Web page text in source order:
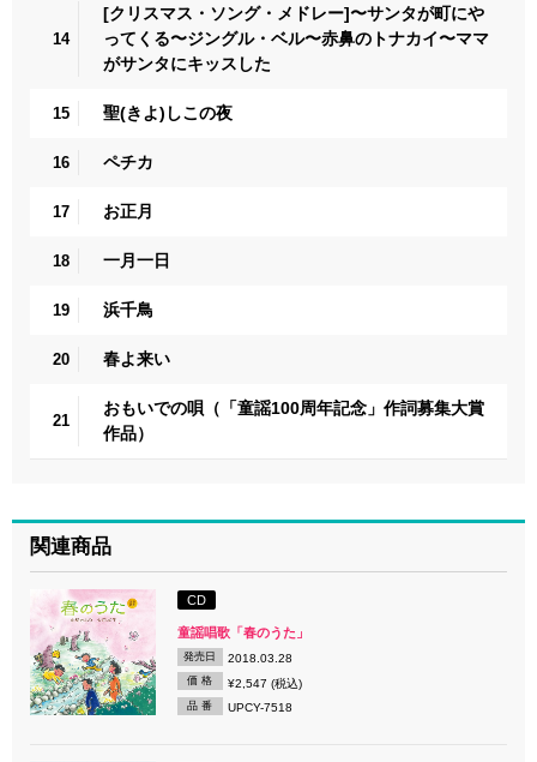
14
[クリスマス・ソング・メドレー]〜サンタが町にや
ってくる〜ジングル・ベル〜赤鼻のトナカイ〜ママ
がサンタにキッスした
15 聖(きよ)しこの夜
16 ペチカ
17 お正月
18 一月一日
19 浜千鳥
20 春よ来い
21
おもいでの唄（「童謡100周年記念」作詞募集大賞
作品）
関連商品
CD
童謡唱歌「春のうた」
発売日 2018.03.28
価 格 ¥2,547 (税込)
品 番 UPCY-7518